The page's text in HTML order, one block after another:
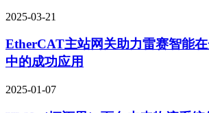
2025-03-21
EtherCAT主站网关助力雷赛智能
中的成功应用
2025-01-07